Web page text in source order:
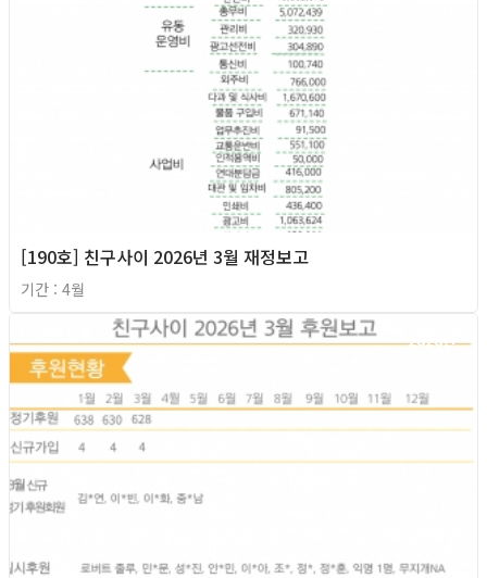
[190호] 친구사이 2026년 3월 재정보고
기간 : 4월
2026년